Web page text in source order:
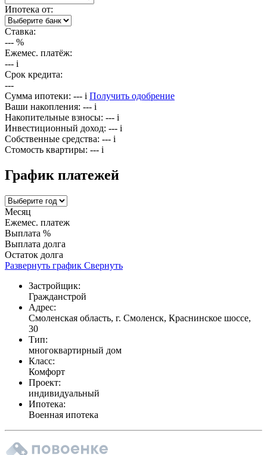
Ипотека от:
Ставка:
--- %
Ежемес. платёж:
--- i
Срок кредита:
---
Сумма ипотеки: --- i Получить одобрение
Ваши накопления: --- i
Накопительные взносы: --- i
Инвестиционный доход: --- i
Собственные средства: --- i
Стомость квартиры: --- i
График платежей
Месяц
Ежемес. платеж
Выплата %
Выплата долга
Остаток долга
Развернуть график Свернуть
Застройщик:
Гражданстрой
Адрес:
Смоленская область, г. Смоленск, Краснинское шоссе,
30
Тип:
многоквартирный дом
Класс:
Комфорт
Проект:
индивидуальный
Ипотека:
Военная ипотека